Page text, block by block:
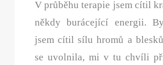
V průběhu terapie jsem cítil
někdy burácející energii.
jsem cítil sílu hromů a
se uvolnila, mi v tu chvíli